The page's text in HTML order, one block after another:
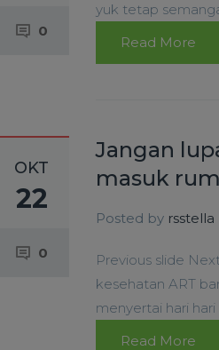
0
yuk tetap
Read More
OKT
22
0
Jangan
masuk
Posted by rsstella
Previous slide
kesehatan ART
menyertai hari hari
Read More